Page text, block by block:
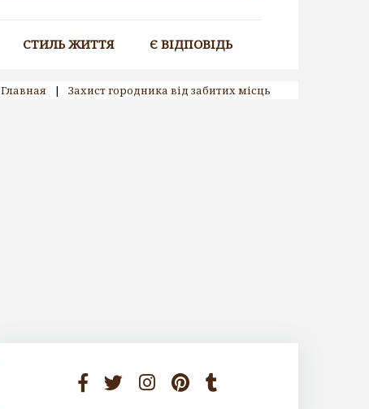
СТИЛЬ ЖИТТЯ Є ВІДПОВІДЬ
Главная | Захист городника від забитих місць